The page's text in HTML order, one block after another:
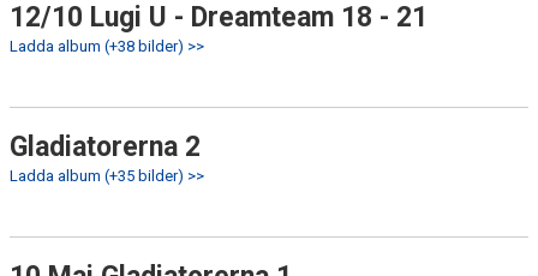
12/10 Lugi U - Dreamteam 18 - 21
Ladda album (+38 bilder) >>
Gladiatorerna 2
Ladda album (+35 bilder) >>